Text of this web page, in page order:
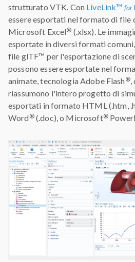
strutturato VTK. Con LiveLink™ for
essere esportati nel formato di
Microsoft Excel® (.xlsx). Le
esportate in diversi formati
file glTF™ per l'esportazione di
possono essere esportate nel
animate, tecnologia Adobe Flash®,
riassumono l'intero progetto di
esportati in formato HTML (.htm,
Word®(.doc), o Microsoft®